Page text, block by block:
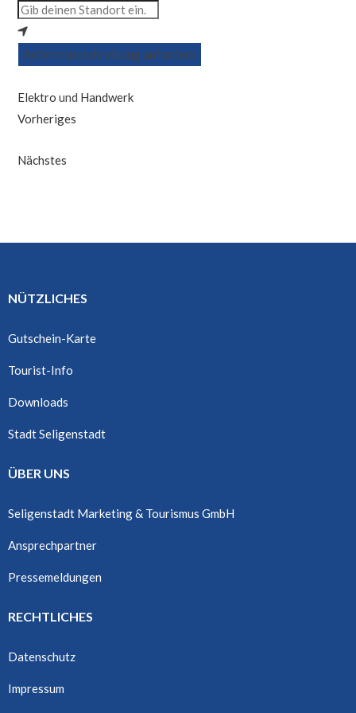
Anfahrtsbeschreibung anfordern
Elektro und Handwerk
Vorheriges
Nächstes
NÜTZLICHES
Gutschein-Karte
Tourist-Info
Downloads
Stadt Seligenstadt
ÜBER UNS
Seligenstadt Marketing & Tourismus GmbH
Ansprechpartner
Pressemeldungen
RECHTLICHES
Datenschutz
Impressum